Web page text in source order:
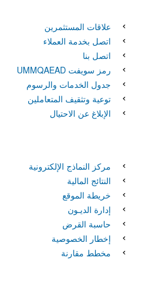
علاقات المستثمرين
اتصل بخدمة العملاء
اتصل بنا
رمز سويفت UMMQAEAD
جدول الخدمات والرسوم
توعية وتثقيف المتعاملين
الإبلاغ عن الاحتيال
مركز النماذج الإلكترونية
النتائج المالية
خريطة الموقع
إدارة الديـون
حاسبة القرض
إخطار الخصوصية
مخطط مقارنة